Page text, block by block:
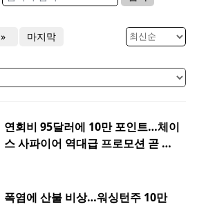
» 마지막
연회비 95달러에 10만 포인트…체이
스 사파이어 역대급 프로모션 곧 종
폭염에 산불 비상…워싱턴주 10만